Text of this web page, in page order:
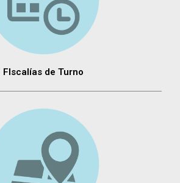
FIscalías de Turno